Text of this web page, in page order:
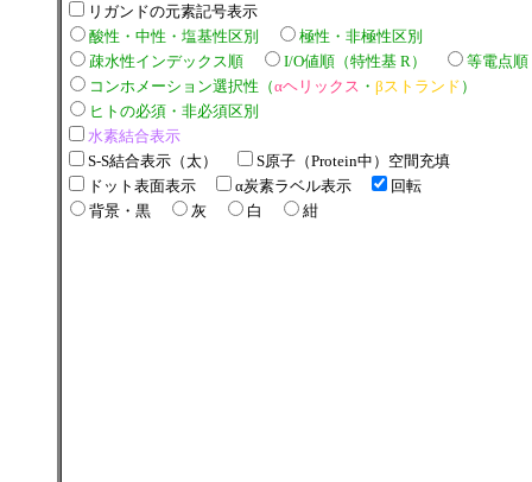
リガンドの元素記号表示
酸性・中性・塩基性区別
極性・非極性区別
疎水性インデックス順
I/O値順（特性基 R）
等電点順
コンホメーション選択性（αヘリックス ・ βストランド ）
ヒトの必須・非必須区別
水素結合表示
S-S結合表示（太）
S原子（Protein中）空間充填
ドット表面表示
α炭素ラベル表示
回転
背景・黒
灰 白 紺